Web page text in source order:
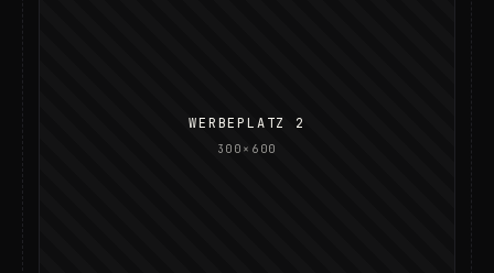
WERBEPLATZ 2
300×600